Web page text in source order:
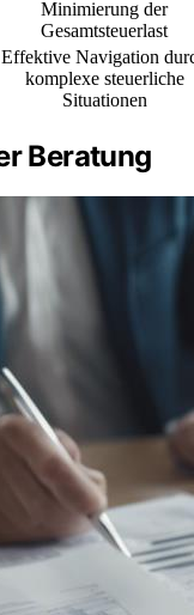
Minimierung der
Gesamtsteuerlast
Effektive Navigation
komplexe steuerliche
Situationen
Beratung